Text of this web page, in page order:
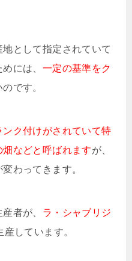
として指定されていて
には、 一定の基準をク
です。
ンク付けがされていて特
などと呼ばれますが、
わってきます。
者が、 ラ・シャブリジ
産しています。